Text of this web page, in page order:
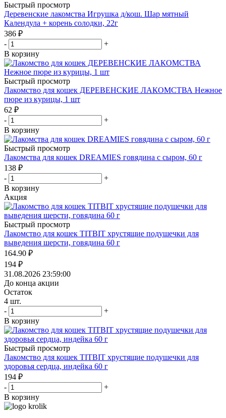
Быстрый просмотр
Деревенские лакомства Игрушка д/кош. Шар мятный
Календула + корень солодки, 22г
386 ₽
-
+
В корзину
Быстрый просмотр
Лакомство для кошек ДЕРЕВЕНСКИЕ ЛАКОМСТВА Нежное
пюре из курицы, 1 шт
62 ₽
-
+
В корзину
Быстрый просмотр
Лакомства для кошек DREAMIES говядина с сыром, 60 г
138 ₽
-
+
В корзину
Акция
Быстрый просмотр
Лакомство для кошек TITBIT хрустящие подушечки для
выведения шерсти, говядина 60 г
164.90 ₽
194 ₽
31.08.2026 23:59:00
До конца акции
Остаток
4 шт.
-
+
В корзину
Быстрый просмотр
Лакомство для кошек TITBIT хрустящие подушечки для
здоровья сердца, индейка 60 г
194 ₽
-
+
В корзину